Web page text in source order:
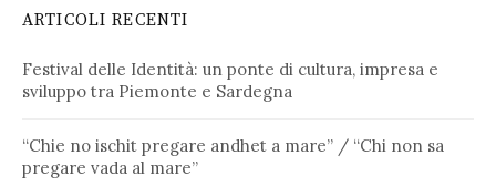
ARTICOLI RECENTI
Festival delle Identità: un ponte di cultura, impresa e
sviluppo tra Piemonte e Sardegna
“Chie no ischit pregare andhet a mare” / “Chi non sa
pregare vada al mare”